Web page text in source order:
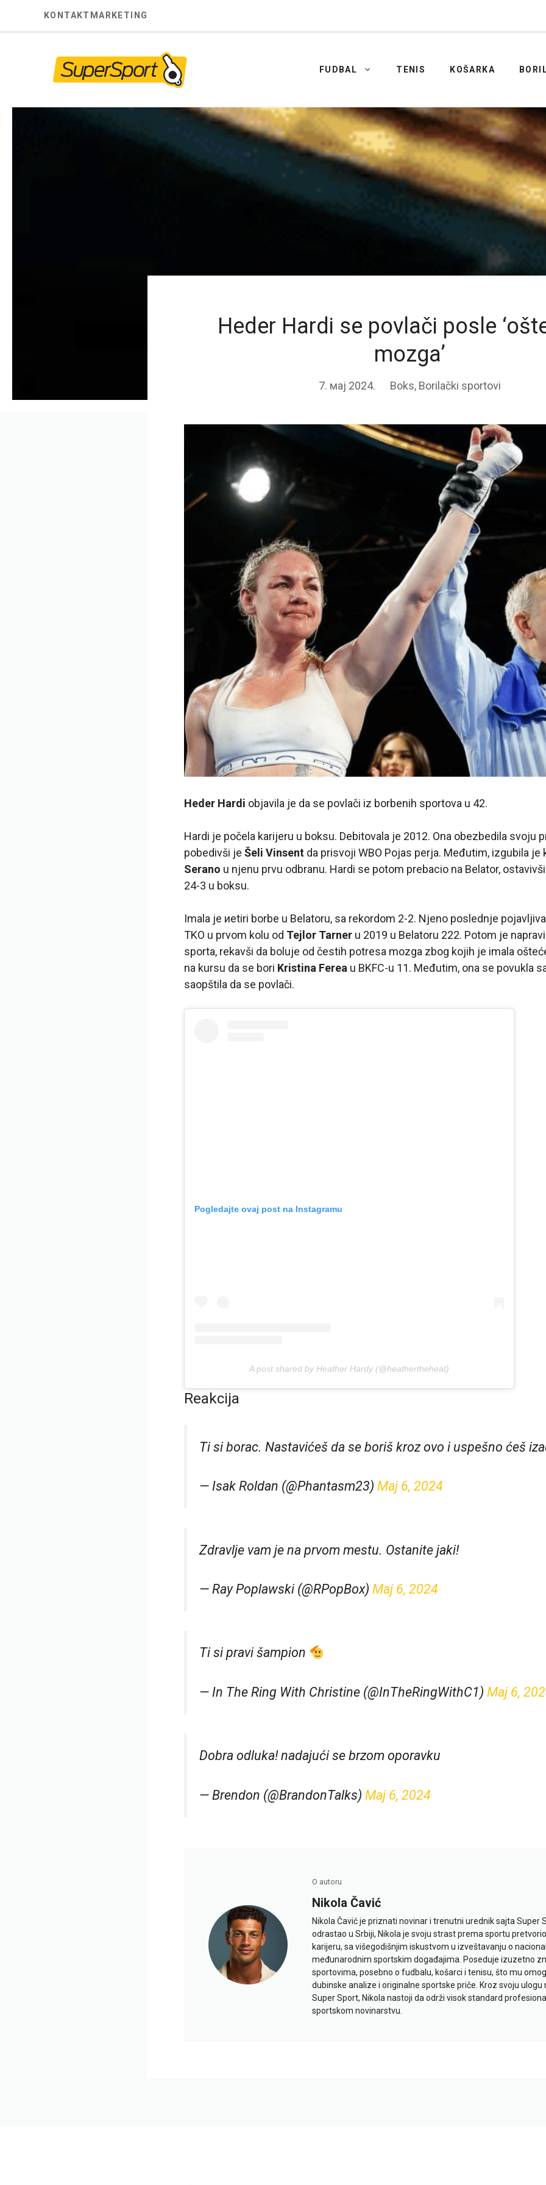
KONTAKT MARKETING
FUDBAL TENIS KOŠARKA
Heder Hardi se povlači posle
mozga’
7. мај 2024. Boks, Borilački sportovi
Heder Hardi objavila je da se povlači iz borbenih sportova u 42.
Hardi je počela karijeru u boksu. Debitovala je 2012. Ona obezbedila svoju
pobedivši je Šeli Vinsent da prisvoji WBO Pojas perja. Međutim, izgubila je
Serano u njenu prvu odbranu. Hardi se potom prebacio na Belator,
24-3 u boksu.
Imala je иetiri borbe u Belatoru, sa rekordom 2-2. Njeno poslednje
TKO u prvom kolu od Tejlor Tarner u 2019 u Belatoru 222. Potom je
sporta, rekavši da boluje od čestih potresa mozga zbog kojih je imala
na kursu da se bori Kristina Ferea u BKFC-u 11. Međutim, ona se povukla
saopštila da se povlači.
Pogledajte ovaj post na Instagramu
A post shared by Heather Hardy (@heathertheheat)
Reakcija
Ti si borac. Nastavićeš da se boriš kroz ovo i uspešno ćeš
— Isak Roldan (@Phantasm23) Maj 6, 2024
Zdravlje vam je na prvom mestu. Ostanite jaki!
— Ray Poplawski (@RPopBox) Maj 6, 2024
Ti si pravi šampion
— In The Ring With Christine (@InTheRingWithC1) Maj 6,
Dobra odluka! nadajući se brzom oporavku
— Brendon (@BrandonTalks) Maj 6, 2024
O autoru
Nikola Čavić
Nikola Čavić je priznati novinar i trenutni urednik sajta Super
odrastao u Srbiji, Nikola je svoju strast prema sportu
karijeru, sa višegodišnjim iskustvom u izveštavanju o
međunarodnim sportskim događajima. Poseduje izuzetno
sportovima, posebno o fudbalu, košarci i tenisu, što mu
dubinske analize i originalne sportske priče. Kroz svoju ulogu
Super Sport, Nikola nastoji da održi visok standard
sportskom novinarstvu.